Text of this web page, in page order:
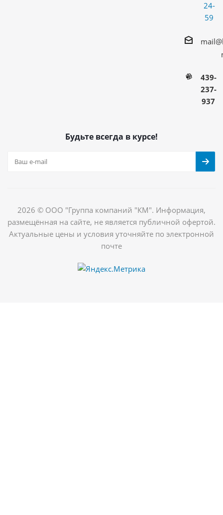
24-
59
439-
237-
937
Будьте всегда в курсе!
2026 © ООО "Группа компаний "КМ". Информация,
размещённая на сайте, не является публичной офертой.
Актуальные цены и условия уточняйте по электронной
почте